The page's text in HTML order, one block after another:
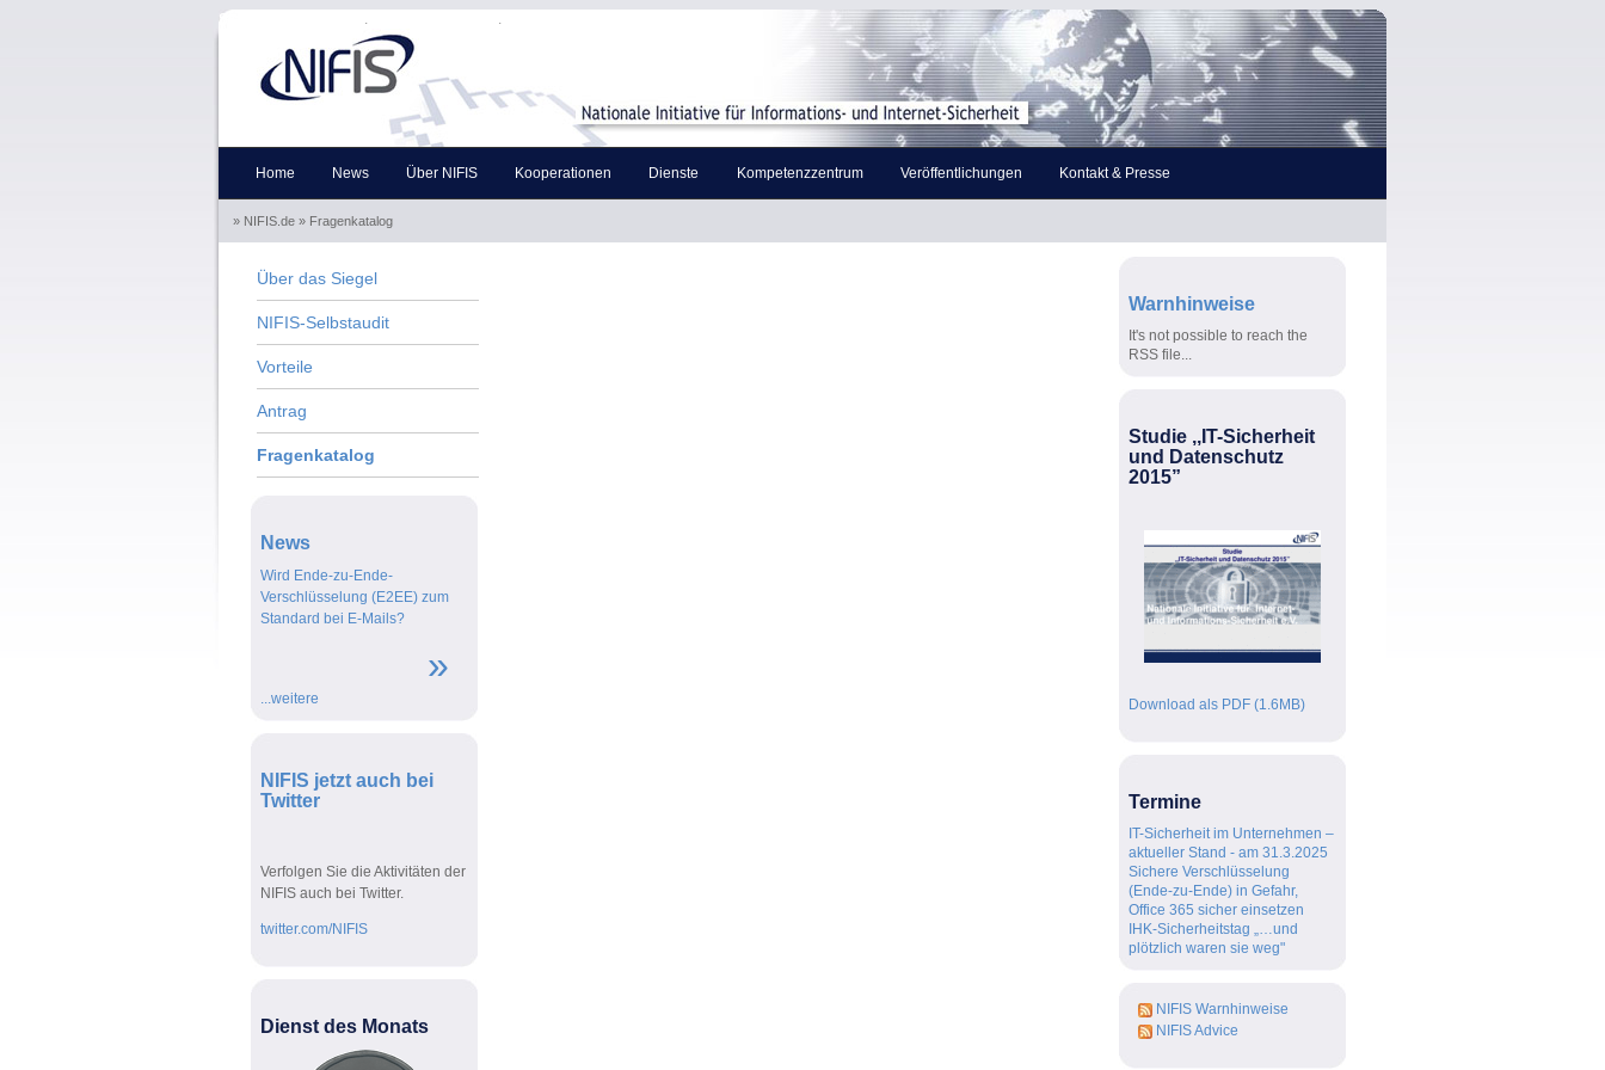
Skip to the navigation . .
Home News Über NIFIS Kooperationen Dienste Kompetenzzentrum Veröffentlichungen Kontakt & Presse
» NIFIS.de » Fragenkatalog
Über das Siegel
NIFIS-Selbstaudit
Vorteile
Antrag
Fragenkatalog
News
Wird Ende-zu-Ende-
Verschlüsselung (E2EE) zum
Standard bei E-Mails?
NIFIS wendet sich in offenem
Brief an Dorothee Bär gegen
das Ende der privaten
...weitere
»
NIFIS jetzt auch bei
Twitter
Verfolgen Sie die Aktivitäten der
NIFIS auch bei Twitter.
twitter.com/NIFIS
Dienst des Monats
Warnhinweise
It's not possible to reach the
RSS file...
Studie ,,IT-Sicherheit
und Datenschutz
2015”
Download als PDF (1.6MB)
Termine
IT-Sicherheit im Unternehmen –
aktueller Stand - am 31.3.2025
Sichere Verschlüsselung
(Ende-zu-Ende) in Gefahr,
Office 365 sicher einsetzen
IHK-Sicherheitstag „…und
plötzlich waren sie weg"
NIFIS Warnhinweise
NIFIS Advice